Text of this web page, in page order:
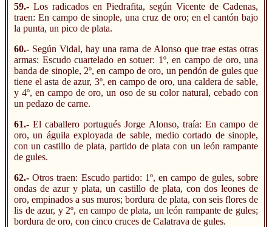
59.- Los radicados en Piedrafita, según Vicente de Cadenas,
traen: En campo de sinople, una cruz de oro; en el cantón bajo
la punta, un pico de plata.
60.- Según Vidal, hay una rama de Alonso que trae estas otras
armas: Escudo cuartelado en sotuer: 1º, en campo de oro, una
banda de sinople, 2º, en campo de oro, un pendón de gules que
tiene el asta de azur, 3º, en campo de oro, una caldera de sable,
y 4º, en campo de oro, un oso de su color natural, cebado con
un pedazo de carne.
61.- El caballero portugués Jorge Alonso, traía: En campo de
oro, un águila exployada de sable, medio cortado de sinople,
con un castillo de plata, partido de plata con un león rampante
de gules.
62.- Otros traen: Escudo partido: 1º, en campo de gules, sobre
ondas de azur y plata, un castillo de plata, con dos leones de
oro, empinados a sus muros; bordura de plata, con seis flores de
lis de azur, y 2º, en campo de plata, un león rampante de gules;
bordura de oro, con cinco cruces de Calatrava de gules.